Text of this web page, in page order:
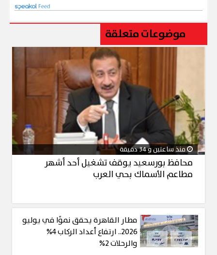
موضوعات متعلقة
منذ ساعتين و 34 دقيقة
محافظ بورسعيد يوقف تشغيل أحد أشهر
مطاعم الأسماك بحي العرب
مطار القاهرة يحقق نموًا في يوليو
2026.. ارتفاع أعداد الركاب 4%
والرحلات 2%